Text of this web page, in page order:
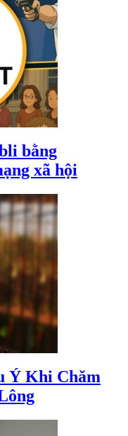
bằng
xã hội
Ý Khi Chăm